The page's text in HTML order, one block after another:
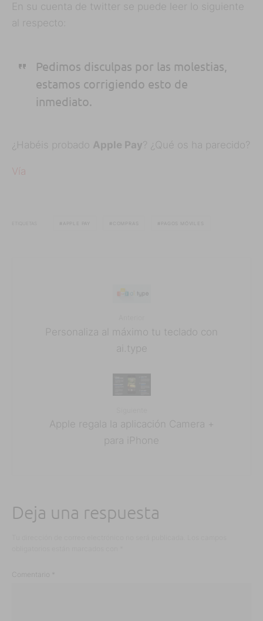
En su cuenta de twitter se puede leer lo siguiente
al respecto:
Pedimos disculpas por las molestias,
estamos corrigiendo esto de
inmediato.
¿Habéis probado Apple Pay? ¿Qué os ha parecido?
Vía
COMPRAS PAGOS MÓVILES
Personaliza al máximo tu teclado con
ai.type
Apple regala la aplicación Camera +
para iPhone
Deja una respuesta
Comentario